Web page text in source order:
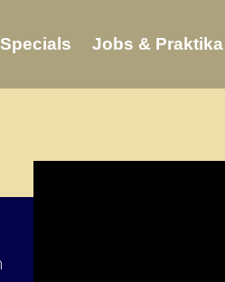
Specials Jobs & Praktika